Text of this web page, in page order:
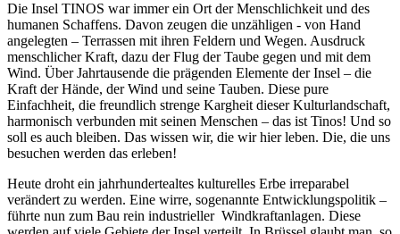
Die Insel TINOS war immer ein Ort der Menschlichkeit und des
humanen Schaffens. Davon zeugen die unzähligen - von Hand
angelegten – Terrassen mit ihren Feldern und Wegen. Ausdruck
menschlicher Kraft, dazu der Flug der Taube gegen und mit dem
Wind. Über Jahrtausende die prägenden Elemente der Insel – die
Kraft der Hände, der Wind und seine Tauben. Diese pure
Einfachheit, die freundlich strenge Kargheit dieser Kulturlandschaft,
harmonisch verbunden mit seinen Menschen – das ist Tinos! Und so
soll es auch bleiben. Das wissen wir, die wir hier leben. Die, die uns
besuchen werden das erleben!
Heute droht ein jahrhundertealtes kulturelles Erbe irreparabel
verändert zu werden. Eine wirre, sogenannte Entwicklungspolitik –
führte nun zum Bau rein industrieller Windkraftanlagen. Diese